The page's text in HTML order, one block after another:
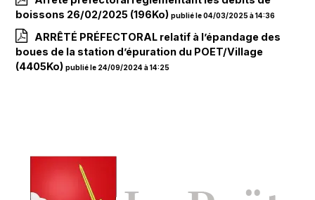
boissons 26/02/2025 (196Ko)publié le 04/03/2025 à 14:36
ARRÊTÉ PRÉFECTORAL relatif à l’épandage des
boues de la station d’épuration du POET/Village
(4405Ko)publié le 24/09/2024 à 14:25